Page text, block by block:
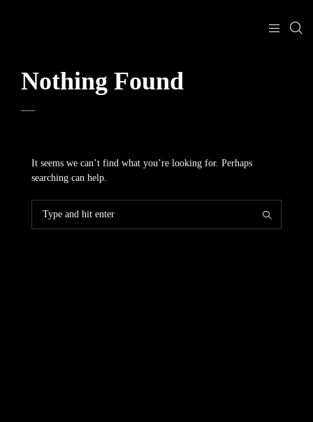
Nothing Found
It seems we can’t find what you’re looking for. Perhaps
searching can help.